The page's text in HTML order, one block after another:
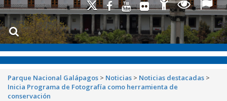
Parque Nacional Galápagos > Noticias > Noticias destacadas >
Inicia Programa de Fotografía como herramienta de
conservación